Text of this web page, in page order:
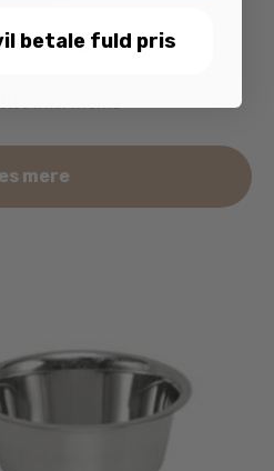
100g
kr.inkl. moms
mere
betale fuld pris